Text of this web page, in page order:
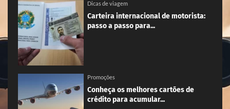
Dicas de viagem
Carteira internacional de motorista:
passo a passo para...
Promoções
Conheça os melhores cartões de
crédito para acumular...